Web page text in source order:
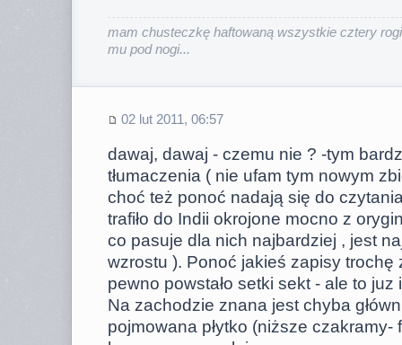
mam chusteczkę haftowaną wszystkie cztery
mu pod nogi...
02 lut 2011, 06:57
dawaj, dawaj - czemu nie ? -tym
tłumaczenia ( nie ufam tym nowym
choć też ponoć nadają się do
trafiło do Indii okrojone mocno z
co pasuje dla nich najbardziej , jest
wzrostu ). Ponoć jakieś zapisy trochę
pewno powstało setki sekt - ale to juz
Na zachodzie znana jest chyba
pojmowana płytko (niższe czakramy-